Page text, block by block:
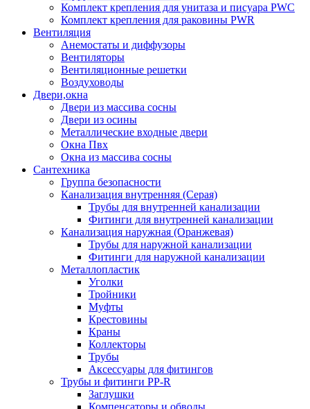
Комплект крепления для унитаза и писуара PWC
Комплект крепления для раковины PWR
Вентиляция
Анемостаты и диффузоры
Вентиляторы
Вентиляционные решетки
Воздуховоды
Двери,окна
Двери из массива сосны
Двери из осины
Металлические входные двери
Окна Пвх
Окна из массива сосны
Сантехника
Группа безопасности
Канализация внутренняя (Серая)
Трубы для внутренней канализации
Фитинги для внутренней канализации
Канализация наружная (Оранжевая)
Трубы для наружной канализации
Фитинги для наружной канализации
Металлопластик
Уголки
Тройники
Муфты
Крестовины
Краны
Коллекторы
Трубы
Аксессуары для фитингов
Трубы и фитинги PP-R
Заглушки
Компенсаторы и обводы